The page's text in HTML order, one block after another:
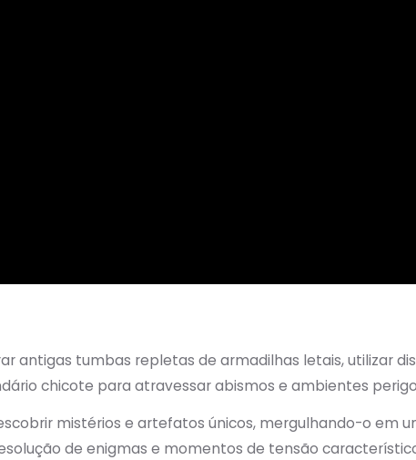
antigas tumbas repletas de armadilhas letais, utilizar
chicote para atravessar abismos e ambientes
mistérios e artefatos únicos, mergulhando-o em
de enigmas e momentos de tensão